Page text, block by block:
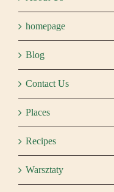
homepage
Blog
Contact Us
Places
Recipes
Warsztaty